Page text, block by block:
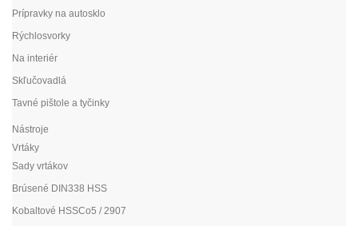
Prípravky na autosklo
Rýchlosvorky
Na interiér
Skľučovadlá
Tavné pištole a tyčinky
Nástroje
Vrtáky
Sady vrtákov
Brúsené DIN338 HSS
Kobaltové HSSCo5 / 2907